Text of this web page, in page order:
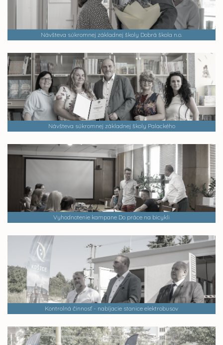
Návšteva súkromnej základnej školy Dobrá škola n.o.
Návšteva súkromnej základnej školy Palackého
Vyhodnotenie kampane Do práce na bicykli
Kontrolná činnosť - nabíjacie stanice elektrobusov